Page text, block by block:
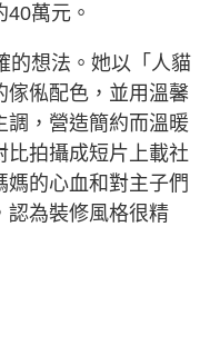
萬元。
的想法。她以「人貓
傢俬配色，並用溫馨
調，營造簡約而溫暖
比拍攝成短片上載社
媽的心血和對主子們
認為裝修風格很精